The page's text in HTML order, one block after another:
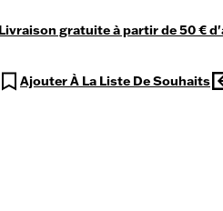
Livraison gratuite à partir de 50 €
Ajouter À La Liste De Souhaits